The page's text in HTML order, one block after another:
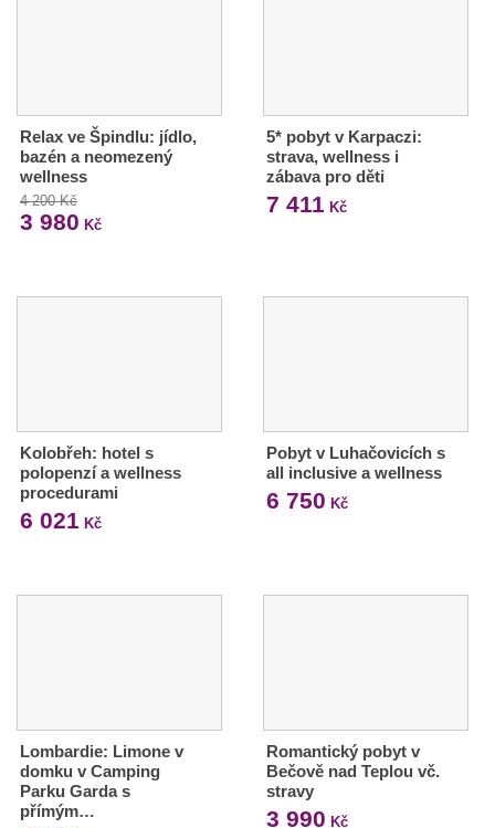
Relax ve Špindlu: jídlo,
bazén a neomezený
wellness
4 200 Kč
3 980 Kč
5* pobyt v Karpaczi:
strava, wellness i
zábava pro děti
7 411 Kč
Kolobřeh: hotel s
polopenzí a wellness
procedurami
6 021 Kč
Pobyt v Luhačovicích s
all inclusive a wellness
6 750 Kč
Lombardie: Limone v
domku v Camping
Parku Garda s
přímým…
Romantický pobyt v
Bečově nad Teplou vč.
stravy
3 990 Kč